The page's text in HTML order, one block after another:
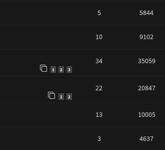
5 5844
10 9102
1 2 3
34 35059
1 2
22 20847
13 10005
3 4637